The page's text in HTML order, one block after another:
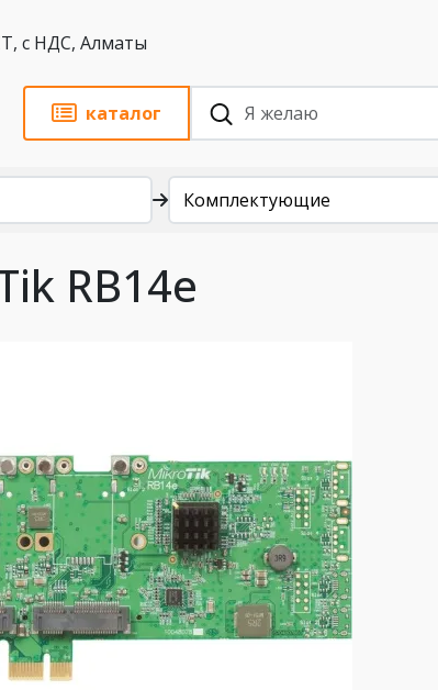
KZT, с НДС, Алматы
каталог
Комплектующие
RB14e